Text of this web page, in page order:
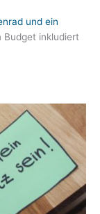
und ein
Budget inkludiert